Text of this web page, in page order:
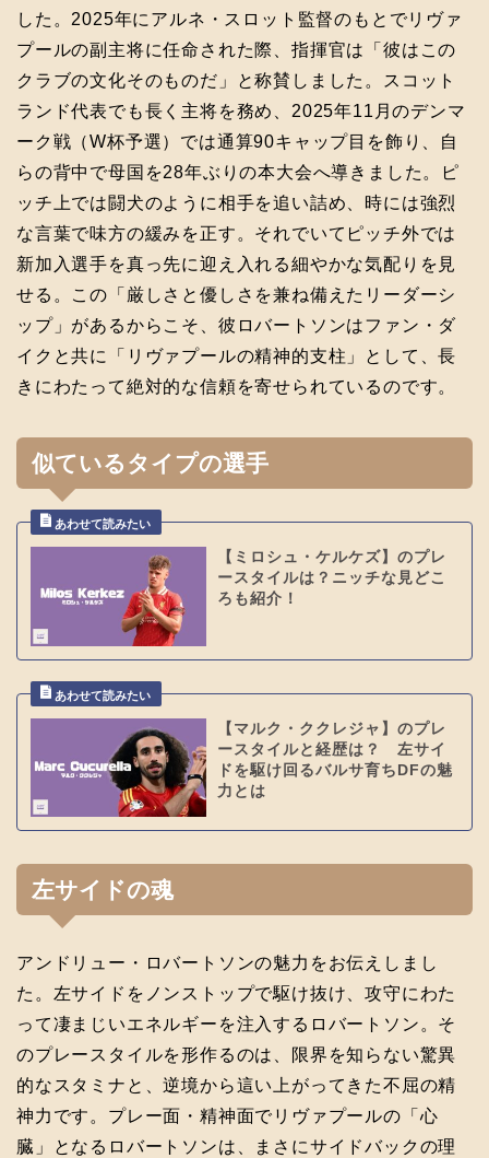
した。2025年にアルネ・スロット監督のもとでリヴァ
プールの副主将に任命された際、指揮官は「彼はこの
クラブの文化そのものだ」と称賛しました。スコット
ランド代表でも長く主将を務め、2025年11月のデンマ
ーク戦（W杯予選）では通算90キャップ目を飾り、自
らの背中で母国を28年ぶりの本大会へ導きました。ピ
ッチ上では闘犬のように相手を追い詰め、時には強烈
な言葉で味方の緩みを正す。それでいてピッチ外では
新加入選手を真っ先に迎え入れる細やかな気配りを見
せる。この「厳しさと優しさを兼ね備えたリーダーシ
ップ」があるからこそ、彼ロバートソンはファン・ダ
イクと共に「リヴァプールの精神的支柱」として、長
きにわたって絶対的な信頼を寄せられているのです。
似ているタイプの選手
【ミロシュ・ケルケズ】のプレ
ースタイルは？ニッチな見どこ
ろも紹介！
【マルク・ククレジャ】のプレ
ースタイルと経歴は？ 左サイ
ドを駆け回るバルサ育ちDFの魅
力とは
左サイドの魂
アンドリュー・ロバートソンの魅力をお伝えしまし
た。左サイドをノンストップで駆け抜け、攻守にわた
って凄まじいエネルギーを注入するロバートソン。そ
のプレースタイルを形作るのは、限界を知らない驚異
的なスタミナと、逆境から這い上がってきた不屈の精
神力です。プレー面・精神面でリヴァプールの「心
臓」となるロバートソンは、まさにサイドバックの理